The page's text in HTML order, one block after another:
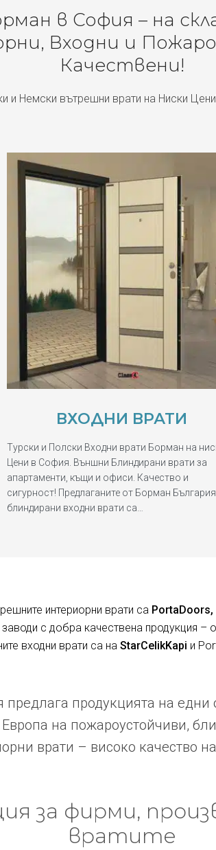
в София – на
Входни и
Качествени!
и Немски вътрешни врати на Ниски
ВХОДНИ ВРАТИ
Турски и Полски Входни врати Борман на
Цени в София. Външни Блиндирани врати за
апартаменти, къщи и офиси. Качество и
сигурност! Предлаганите от Борман България
блиндирани входни врати са…
интериорни врати са PortaDoors,
с добра качествена продукция –
входни врати са на StarCelikKapi и
продукцията на едни
на пожароустойчиви,
врати – високо качество
за фирми,
вратите